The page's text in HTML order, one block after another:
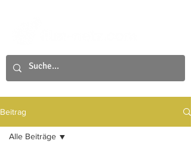
Beitrag
Alle Beiträge